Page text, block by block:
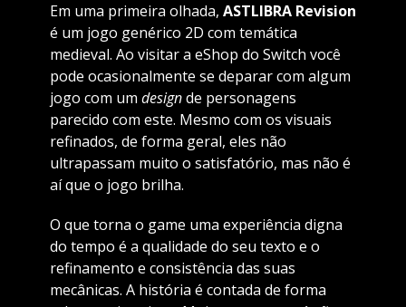
Em uma primeira olhada, ASTLIBRA Revision
é um jogo genérico 2D com temática
medieval. Ao visitar a eShop do Switch você
pode ocasionalmente se deparar com algum
jogo com um designde personagens
parecido com este. Mesmo com os visuais
refinados, de forma geral, eles não
ultrapassam muito o satisfatório, mas não é
aí que o jogo brilha.
O que torna o game uma experiência digna
do tempo é a qualidade do seu texto e o
refinamento e consistência das suas
mecânicas. A história é contada de forma